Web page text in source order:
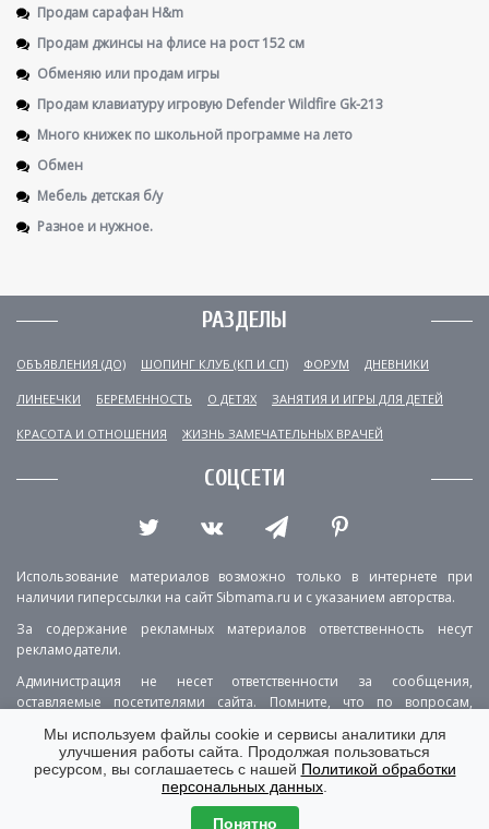
Продам сарафан H&m
Продам джинсы на флисе на рост 152 см
Обменяю или продам игры
Продам клавиатуру игровую Defender Wildfire Gk-213
Много книжек по школьной программе на лето
Обмен
Мебель детская б/у
Разное и нужное.
РАЗДЕЛЫ
ОБЪЯВЛЕНИЯ (ДО) ШОПИНГ КЛУБ (КП И СП) ФОРУМ ДНЕВНИКИ
ЛИНЕЕЧКИ БЕРЕМЕННОСТЬ О ДЕТЯХ ЗАНЯТИЯ И ИГРЫ ДЛЯ ДЕТЕЙ
КРАСОТА И ОТНОШЕНИЯ ЖИЗНЬ ЗАМЕЧАТЕЛЬНЫХ ВРАЧЕЙ
СОЦСЕТИ
Использование материалов возможно только в интернете при
наличии гиперссылки на сайт Sibmama.ru и с указанием авторства.
За содержание рекламных материалов ответственность несут
рекламодатели.
Администрация не несет ответственности за сообщения,
оставляемые посетителями сайта. Помните, что по вопросам,
РЕКЛАМА О ПРОЕКТЕ
КОНТАКТЫ
ПОЛИТИКА КОНФИДЕНЦИАЛЬНОСТИ
ВЕРСИЯ ДЛЯ КОМПЬЮТЕРА
Мы используем файлы cookie и сервисы аналитики для
улучшения работы сайта. Продолжая пользоваться
ресурсом, вы соглашаетесь с нашей Политикой обработки
персональных данных
Понятно